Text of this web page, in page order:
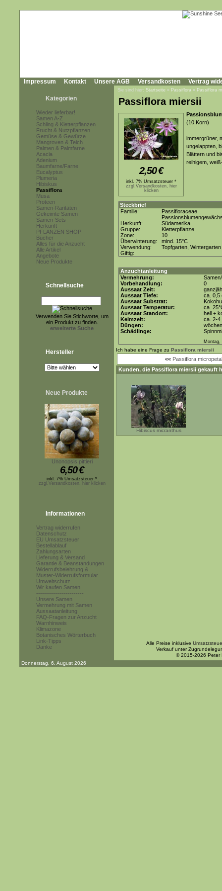
Impressum Kontakt Unsere AGB Versandkosten Vertrag
Kategorien
Wieder lieferbar!
Samen A-Z
Schling & Kletterpflanzen
Frucht & Nutzpflanzen
Gemüse & Gewürze
Mangroven & Teich
Palmen & Palmfarne
Acacia
Adenium
Baumfarne/Farne
Eucalyptus
Plumeria
Hibiskus
Passiflora
Musa
Proteen
Samen-Raritäten
Gekeimte Samen
Samen-Sets
Herkunft
PFLANZEN SHOP
Bücher
Alles für die Anzucht
Alle Artikel
Angebote
Neue Produkte
Schnellsuche
Verwenden Sie Stichworte, um
ein Produkt zu finden.
erweiterte Suche
Hersteller
Neue Produkte
Unonopsis pittieri
6,50€
inkl. 7% Umsatzsteuer *
zzgl.Versandkosten, hier klicken
Informationen
Vertrag widerrufen
Datenschutz
EU Umsatzsteuer
Bestellablauf
Zahlungsarten
Lieferung & Versand
Garantie & Beanstandungen
Widerrufsbelehrung &
Muster-Widerrufsformular
Umweltschutz
Wir kaufen Samen
------------------------
Unsere Samen
Vermehrung mit Samen
Aussaatanleitung
FAQ-Fragen zur Anzucht
Warnhinweis
Klimazone
Botanisches Wörterbuch
Link-Tipps
Danke
Sie sind hier: Startseite » Passiflora » Passiflora
Passiflora miersii
2,50€
inkl. 7% Umsatzsteuer *
zzgl.Versandkosten, hier
klicken
(10 Korn)
immergrüner,
ungelappten,
Blättern und
reihigem,
Steckbrief
Familie:
Passifloraceae
Herkunft:
Südamerika
Gruppe:
Kletterpflanze
Zone:
10
Überwinterung:
mind. 15°C
Verwendung:
Topfgarten, Wintergarten
Giftig:
Anzuchtanleitung
Vermehrung:
Vorbehandlung:
0
Aussaat Zeit:
Aussaat Tiefe:
ca. 0,5
Aussaat Substrat:
Aussaat Temperatur:
ca.
Aussaat Standort:
hell +
Keimzeit:
ca. 2-4
Düngen:
Schädlinge:
Montag,
Ich habe eine Frage zu Passiflora miersii
«« Passiflora
Kunden, die Passiflora miersii gekauft
Hibiscus micranthus
Alle Preise inklusive
Verkauf unter
© 2015-2026 Peter
Donnerstag, 6. August 2026